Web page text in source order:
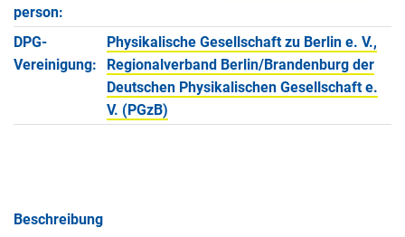
person:
DPG-
Vereinigung:
Physikalische Gesellschaft zu Berlin e. V.,
Regionalverband Berlin/Brandenburg der
Deutschen Physikalischen Gesellschaft e.
V. (PGzB)
Beschreibung